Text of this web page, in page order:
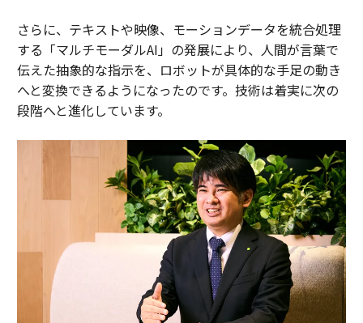
さらに、テキストや映像、モーションデータを統合処理
する「マルチモーダルAI」の発展により、人間が言葉で
伝えた抽象的な指示を、ロボットが具体的な手足の動き
へと変換できるようになったのです。技術は着実に次の
段階へと進化しています。